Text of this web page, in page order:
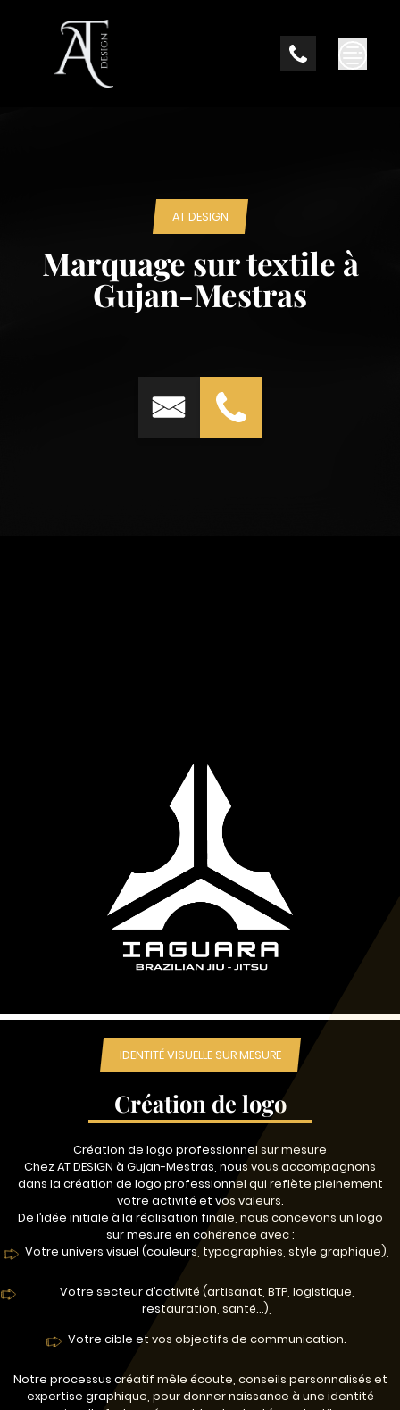
AT DESIGN
Marquage sur textile à
Gujan-Mestras
IDENTITÉ VISUELLE SUR MESURE
Création de logo
Création de logo professionnel sur mesure
Chez AT DESIGN à Gujan-Mestras, nous vous accompagnons
dans la création de logo professionnel qui reflète pleinement
votre activité et vos valeurs.
De l’idée initiale à la réalisation finale, nous concevons un logo
sur mesure en cohérence avec :
Votre univers visuel (couleurs, typographies, style graphique),
Votre secteur d’activité (artisanat, BTP, logistique,
restauration, santé…),
Votre cible et vos objectifs de communication.
Notre processus créatif mêle écoute, conseils personnalisés et
expertise graphique, pour donner naissance à une identité